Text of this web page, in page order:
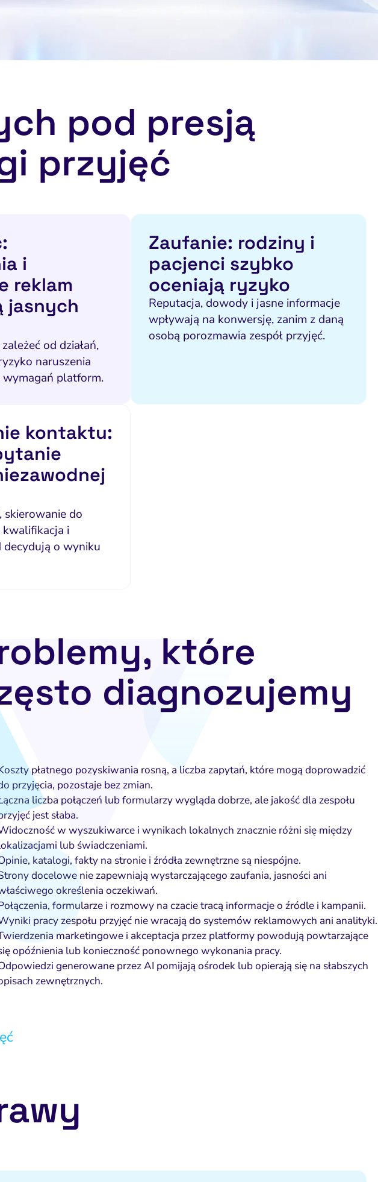
pod presją
przyjęć
i
reklam
jasnych
od działań,
naruszenia
wymagań platform.
Zaufanie: rodziny i
pacjenci szybko
oceniają ryzyko
Reputacja, dowody i jasne informacje
wpływają na konwersję, zanim z daną
osobą porozmawia zespół przyjęć.
kontaktu:
skierowanie do
kwalifikacja i
decydują o wyniku
które
diagnozujemy
płatnego pozyskiwania rosną, a liczba zapytań, które mogą doprowadzić
przyjęcia, pozostaje bez zmian.
liczba połączeń lub formularzy wygląda dobrze, ale jakość dla zespołu
jest słaba.
w wyszukiwarce i wynikach lokalnych znacznie różni się między
lub świadczeniami.
katalogi, fakty na stronie i źródła zewnętrzne są niespójne.
docelowe nie zapewniają wystarczającego zaufania, jasności ani
określenia oczekiwań.
formularze i rozmowy na czacie tracą informacje o źródle i kampanii.
pracy zespołu przyjęć nie wracają do systemów reklamowych ani analityki.
marketingowe i akceptacja przez platformy powodują powtarzające
opóźnienia lub konieczność ponownego wykonania pracy.
generowane przez AI pomijają ośrodek lub opierają się na słabszych
zewnętrznych.